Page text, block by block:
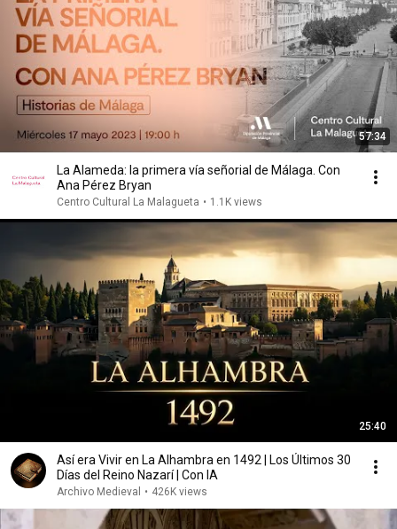
57:34
La Alameda: la primera vía señorial de Málaga. Con
Ana Pérez Bryan
Centro Cultural La Malagueta • 1.1K views
25:40
Así era Vivir en La Alhambra en 1492 | Los Últimos 30
Días del Reino Nazarí | Con IA
Archivo Medieval • 426K views